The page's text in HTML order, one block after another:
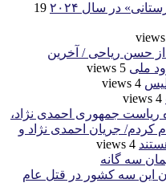
در سال ۲۰۲۴
19
از حسن ریاحی / آخرین
ملی 5 views
4 views
4 views
ریاست جمهوری احمدی نژاد،
کردم/ جریان احمدی نژاد و
4 views
سه گانه
این سه کشور در قتل عام